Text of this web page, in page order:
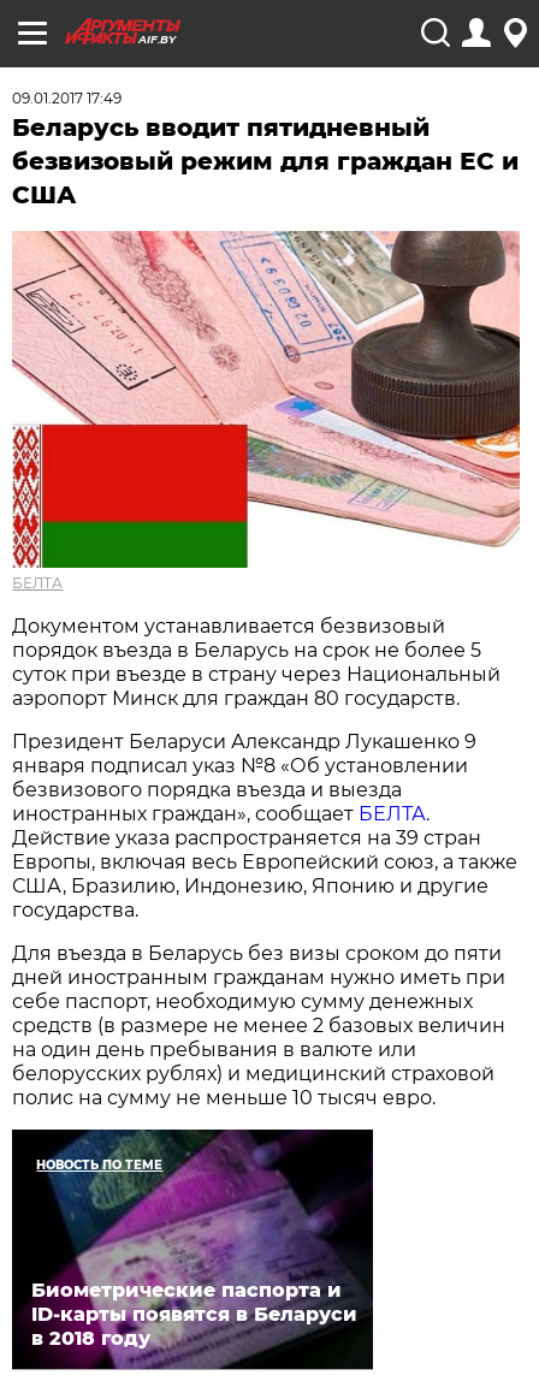
AIF.BY
09.01.2017 17:49
Беларусь вводит пятидневный
безвизовый режим для граждан ЕС и
США
БЕЛТА
Документом устанавливается безвизовый
порядок въезда в Беларусь на срок не более 5
суток при въезде в страну через Национальный
аэропорт Минск для граждан 80 государств.
Президент Беларуси Александр Лукашенко 9
января подписал указ №8 «Об установлении
безвизового порядка въезда и выезда
иностранных граждан», сообщает БЕЛТА.
Действие указа распространяется на 39 стран
Европы, включая весь Европейский союз, а также
США, Бразилию, Индонезию, Японию и другие
государства.
Для въезда в Беларусь без визы сроком до пяти
дней иностранным гражданам нужно иметь при
себе паспорт, необходимую сумму денежных
средств (в размере не менее 2 базовых величин
на один день пребывания в валюте или
белорусских рублях) и медицинский страховой
полис на сумму не меньше 10 тысяч евро.
НОВОСТЬ ПО ТЕМЕ
Биометрические паспорта и
ID-карты появятся в Беларуси
в 2018 году